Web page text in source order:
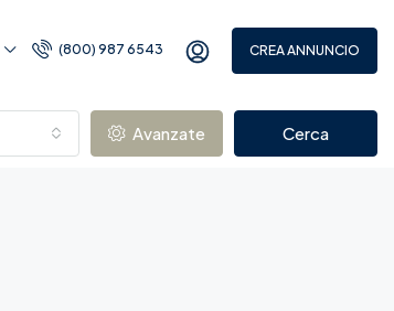
(800) 987 6543 CREA ANNUNCIO
Avanzate Cerca